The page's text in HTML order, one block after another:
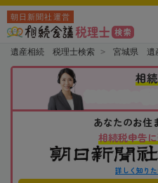
朝日新聞社運営
遺産相続 税理士検索 宮城県 遺
相
あなたのお住
相続税申告
詳しく知り